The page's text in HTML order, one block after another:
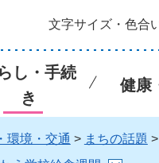
文字サイズ・色合
し・手続
き
健康
環境・交通 > まちの話題 >